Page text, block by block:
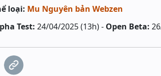
loại: Mu Nguyên bản Webzen
Test: 24/04/2025 (13h) - Open Beta: